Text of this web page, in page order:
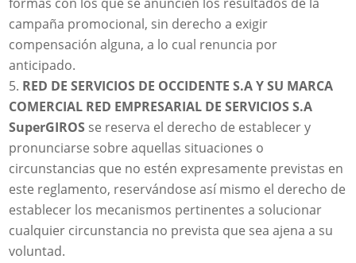
campaña promocional, sin derecho a exigir
compensación alguna, a lo cual renuncia por
anticipado.
RED DE SERVICIOS DE OCCIDENTE S.A Y SU MARCA
COMERCIAL RED EMPRESARIAL DE SERVICIOS S.A
SuperGIROS se reserva el derecho de establecer y
pronunciarse sobre aquellas situaciones o
circunstancias que no estén expresamente previstas en
este reglamento, reservándose así mismo el derecho de
establecer los mecanismos pertinentes a solucionar
cualquier circunstancia no prevista que sea ajena a su
voluntad.